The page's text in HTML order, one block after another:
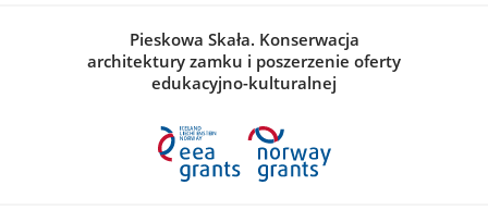
Pieskowa Skała. Konserwacja
architektury zamku i poszerzenie oferty
edukacyjno-kulturalnej